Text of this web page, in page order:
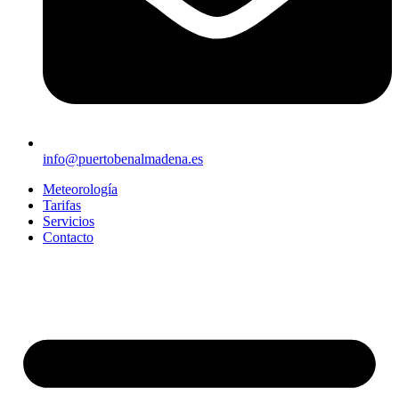
info@puertobenalmadena.es
Meteorología
Tarifas
Servicios
Contacto